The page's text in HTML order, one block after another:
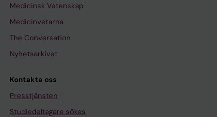
Medicinsk Vetenskap
Medicinvetarna
The Conversation
Nyhetsarkivet
Kontakta oss
Presstjänsten
Studiedeltagare sökes